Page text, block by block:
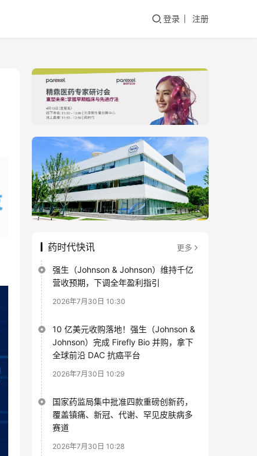
登录 注册
药时代快讯 更多
强生（Johnson & Johnson）维持千亿
营收预期，下调全年盈利指引
2026年7月30日 10:30
10 亿美元收购落地！强生（Johnson &
Johnson）完成 Firefly Bio 并购，拿下
全球前沿 DAC 抗癌平台
2026年7月30日 10:29
国家药监局集中批准四款重磅创新药，
覆盖镇痛、新冠、代谢、罕见皮肤病多
赛道
2026年7月30日 10:28